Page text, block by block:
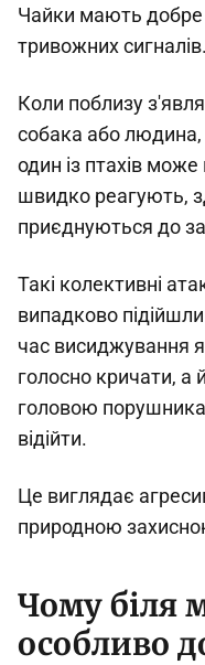
Чайки мають добре
тривожних сигналів.
Коли поблизу
собака або людина,
один із птахів
швидко реагують,
приєднуються до
Такі колективні
випадково
час висиджування
голосно кричати, а
головою
відійти.
Це виглядає
природною
Чому біля
особливо